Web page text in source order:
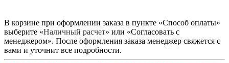
В корзине при оформлении заказа в пункте «Способ оплаты»
выберите «Наличный расчет» или «Согласовать с
менеджером». После оформления заказа менеджер свяжется с
вами и уточнит все подробности.